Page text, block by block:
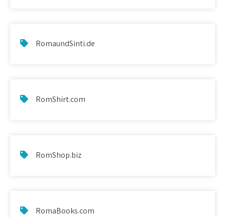
RomaundSinti.de
RomShirt.com
RomShop.biz
RomaBooks.com